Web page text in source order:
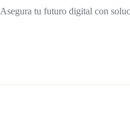
Asegura tu futuro digital con